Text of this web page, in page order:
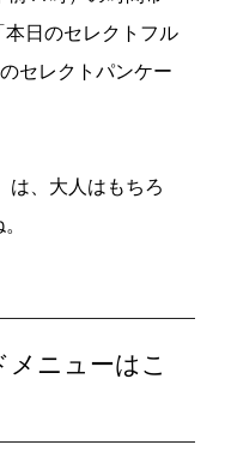
日のセレクトフル
セレクトパンケー
は、大人はもちろ
ニューはこ